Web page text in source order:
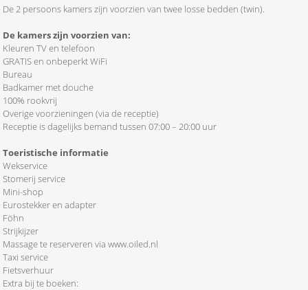
De 2 persoons kamers zijn voorzien van twee losse bedden (twin).
De kamers zijn voorzien van:
Kleuren TV en telefoon
GRATIS en onbeperkt WiFi
Bureau
Badkamer met douche
100% rookvrij
Overige voorzieningen (via de receptie)
Receptie is dagelijks bemand tussen 07:00 – 20:00 uur
Toeristische informatie
Wekservice
Stomerij service
Mini-shop
Eurostekker en adapter
Föhn
Strijkijzer
Massage te reserveren via www.oiled.nl
Taxi service
Fietsverhuur
Extra bij te boeken: